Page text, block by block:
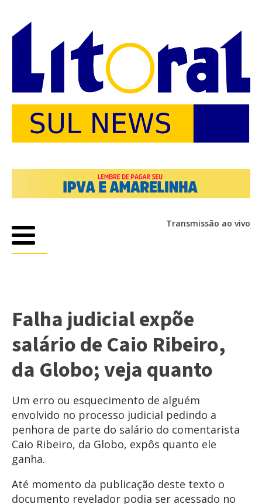
Transmissão ao vivo
Falha judicial expõe
salário de Caio Ribeiro,
da Globo; veja quanto
Um erro ou esquecimento de alguém
envolvido no processo judicial pedindo a
penhora de parte do salário do comentarista
Caio Ribeiro, da Globo, expôs quanto ele
ganha.
Até momento da publicação deste texto o
documento revelador podia ser acessado no